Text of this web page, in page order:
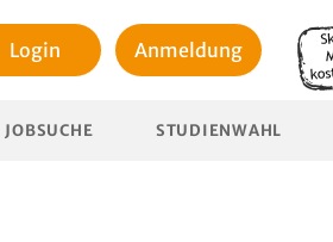
Login Anmeldung
JOBSUCHE STUDIENWAHL